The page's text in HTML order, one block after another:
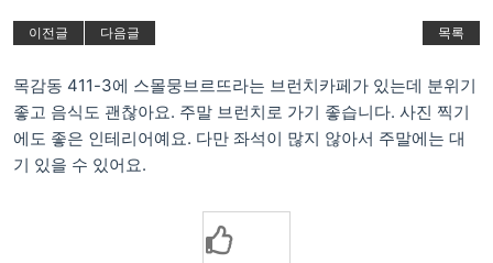
이전글 다음글 목록
목감동 411-3에 스몰뭉브르뜨라는 브런치카페가 있는데 분위기
좋고 음식도 괜찮아요. 주말 브런치로 가기 좋습니다. 사진 찍기
에도 좋은 인테리어예요. 다만 좌석이 많지 않아서 주말에는 대
기 있을 수 있어요.